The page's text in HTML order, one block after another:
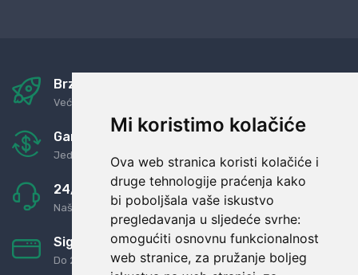
Mi koristimo kolačiće
Ova web stranica koristi kolačiće i
druge tehnologije praćenja kako
bi poboljšala vaše iskustvo
pregledavanja u sljedeće svrhe:
omogućiti osnovnu funkcionalnost
web stranice, za pružanje boljeg
Brza i sigurna dostava
Već za nekoliko dana kod vas
Garancija u povrat novaca
Jednostavno pravilo: Roba za novac
24/7 odlična podrška
Naši agenti uvijek na raspolaganju
Sigurno obročno plaćanje
Do 24 rata bez kamata